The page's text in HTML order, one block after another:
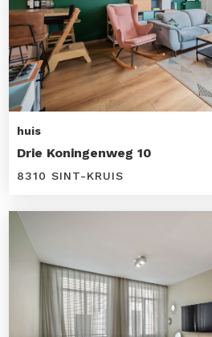
huis
Drie Koningenweg 10
8310 SINT-KRUIS